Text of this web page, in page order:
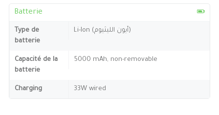
Batterie
Type de
batterie
Li-Ion (أيون الليثيوم)
Capacité de la
batterie
5000 mAh, non-removable
Charging 33W wired